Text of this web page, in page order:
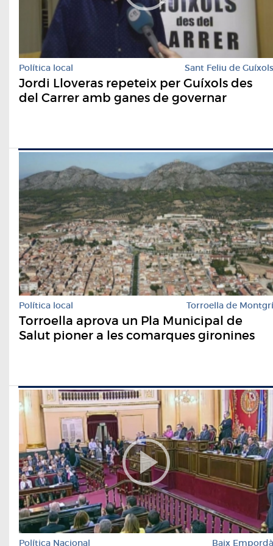
Política local Sant Feliu de Guíxols
Jordi Lloveras repeteix per Guíxols des
del Carrer amb ganes de governar
Política local Torroella de Montgrí
Torroella aprova un Pla Municipal de
Salut pioner a les comarques gironines
Política Nacional Baix Empordà